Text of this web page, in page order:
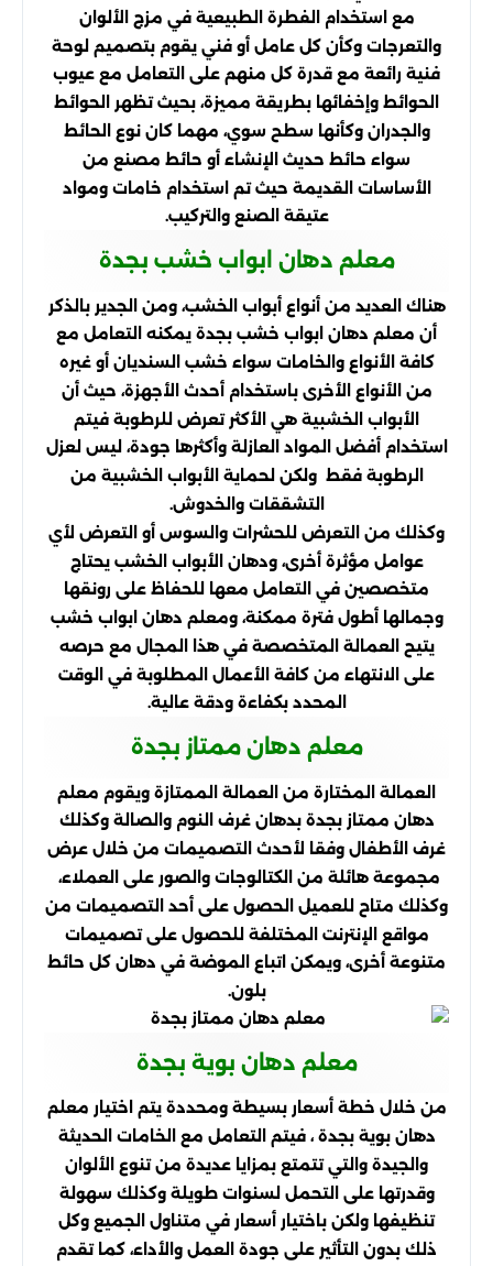
مع استخدام الفطرة الطبيعية في مزج الألوان
والتعرجات وكأن كل عامل أو فني يقوم بتصميم لوحة
فنية رائعة مع قدرة كل منهم على التعامل مع عيوب
الحوائط وإخفائها بطريقة مميزة، بحيث تظهر الحوائط
والجدران وكأنها سطح سوي، مهما كان نوع الحائط
سواء حائط حديث الإنشاء أو حائط مصنع من
الأساسات القديمة حيث تم استخدام خامات ومواد
عتيقة الصنع والتركيب.
معلم دهان ابواب خشب بجدة
هناك العديد من أنواع أبواب الخشب، ومن الجدير بالذكر
أن معلم دهان ابواب خشب بجدة يمكنه التعامل مع
كافة الأنواع والخامات سواء خشب السنديان أو غيره
من الأنواع الأخرى باستخدام أحدث الأجهزة، حيث أن
الأبواب الخشبية هي الأكثر تعرض للرطوبة فيتم
استخدام أفضل المواد العازلة وأكثرها جودة، ليس لعزل
الرطوبة فقط ولكن لحماية الأبواب الخشبية من
التشققات والخدوش.
وكذلك من التعرض للحشرات والسوس أو التعرض لأي
عوامل مؤثرة أخرى، ودهان الأبواب الخشب يحتاج
متخصصين في التعامل معها للحفاظ على رونقها
وجمالها أطول فترة ممكنة، ومعلم دهان ابواب خشب
يتيح العمالة المتخصصة في هذا المجال مع حرصه
على الانتهاء من كافة الأعمال المطلوبة في الوقت
المحدد بكفاءة ودقة عالية.
معلم دهان ممتاز بجدة
العمالة المختارة من العمالة الممتازة ويقوم معلم
دهان ممتاز بجدة بدهان غرف النوم والصالة وكذلك
غرف الأطفال وفقا لأحدث التصميمات من خلال عرض
مجموعة هائلة من الكتالوجات والصور على العملاء،
وكذلك متاح للعميل الحصول على أحد التصميمات من
مواقع الإنترنت المختلفة للحصول على تصميمات
متنوعة أخرى، ويمكن اتباع الموضة في دهان كل حائط
بلون.
معلم دهان بوية بجدة
من خلال خطة أسعار بسيطة ومحددة يتم اختيار معلم
دهان بوية بجدة ، فيتم التعامل مع الخامات الحديثة
والجيدة والتي تتمتع بمزايا عديدة من تنوع الألوان
وقدرتها على التحمل لسنوات طويلة وكذلك سهولة
تنظيفها ولكن باختيار أسعار في متناول الجميع وكل
ذلك بدون التأثير على جودة العمل والأداء، كما تقدم